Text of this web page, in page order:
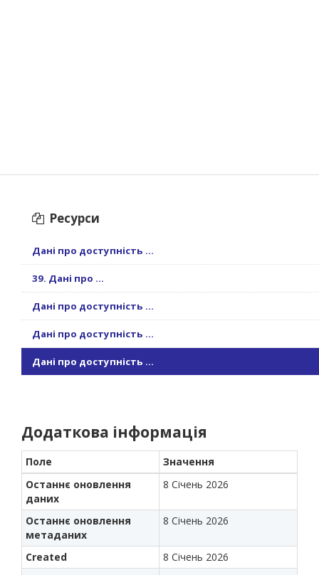
Ресурси
Дані про доступність ...
39. Дані про ...
Дані про доступність ...
Дані про доступність ...
Дані про доступність ...
Додаткова інформація
Поле
Значення
Останнє оновлення
даних
8 Січень 2026
Останнє оновлення
метаданих
8 Січень 2026
Created
8 Січень 2026